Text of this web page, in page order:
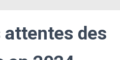
attentes des